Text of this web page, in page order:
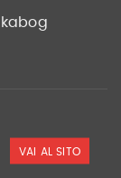
VAI AL SITO